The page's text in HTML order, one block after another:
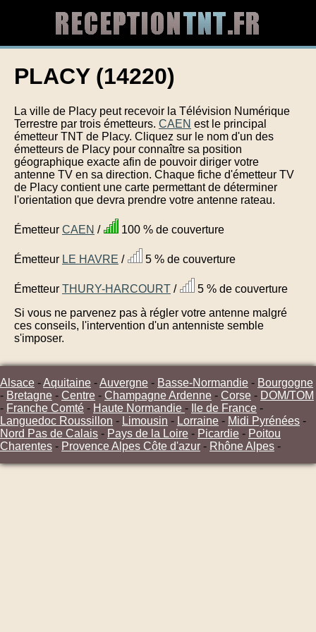
PLACY (14220)
La ville de Placy peut recevoir la Télévision Numérique
Terrestre par trois émetteurs. CAEN est le principal
émetteur TNT de Placy. Cliquez sur le nom d'un des
émetteurs de Placy pour connaître sa position
géographique exacte afin de pouvoir diriger votre
antenne TV en sa direction. Chaque fiche d'émetteur TV
de Placy contient une carte permettant de déterminer
l'orientation que devra prendre votre antenne rateau.
Émetteur CAEN / 100 % de couverture
Émetteur LE HAVRE / 5 % de couverture
Émetteur THURY-HARCOURT /
5 % de couverture
Si vous ne parvenez pas à régler votre antenne malgré
ces conseils, l'intervention d'un antenniste semble
s'imposer.
Alsace -Aquitaine -Auvergne - Basse-Normandie - Bourgogne
- Bretagne - Centre - Champagne Ardenne - Corse - DOM/TOM
- Franche Comté - Haute Normandie - Ile de France -
Languedoc Roussillon - Limousin - Lorraine - Midi Pyrénées -
Nord Pas de Calais - Pays de la Loire - Picardie - Poitou
Charentes - Provence Alpes Côte d'azur - Rhône Alpes -